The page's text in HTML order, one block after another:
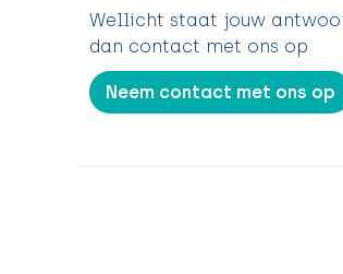
Wellicht staat jouw
dan contact met ons op
Neem contact met ons op